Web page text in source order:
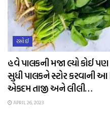
રસોઈ
હવે પાલકની મજા લ્યો કોઈ
સુધી પાલકને સ્ટોર કરવાની
એકદમ તાજી અને લીલી…
APRIL 26, 2023